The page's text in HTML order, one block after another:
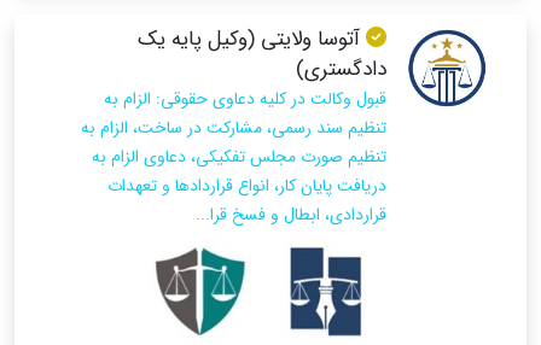
آتوسا ولایتی (وکیل پایه یک
دادگستری)
قبول وكالت در كليه دعاوی حقوقی: الزام به
تنظیم سند رسمی، مشارکت در ساخت، الزام به
تنظیم صورت مجلس تفکیکی، دعاوی الزام به
دریافت پایان کار، انواع قراردادها و تعهدات
قراردادی، ابطال و فسخ قرا...